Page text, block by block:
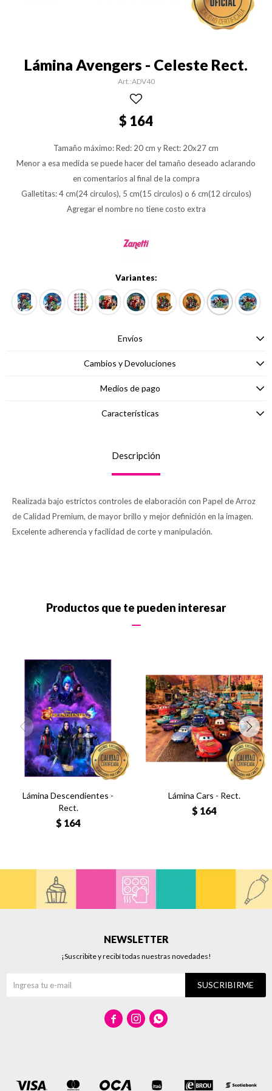
Lámina Avengers - Celeste Rect.
ADV40
$ 164
Tamaño máximo: Red: 20 cm y Rect: 20x27 cm
Menor a esa medida se puede hacer del tamaño deseado aclarando
en comentarios al final de la compra
Galletitas: 4 cm(24 circulos), 5 cm(15 circulos) o 6 cm(12 circulos)
Agregar el nombre no tiene costo extra
Variantes:
Envíos
Cambios y Devoluciones
Medios de pago
Características
Descripción
Realizada bajo estrictos controles de elaboración con Papel de Arroz
de Calidad Premium, de mayor brillo y mejor definición en la imagen.
Excelente adherencia y facilidad de corte y manipulación.
Productos que te pueden interesar
Lámina Descendientes -
Rect.
$ 164
Lámina Cars - Rect.
$ 164
NEWSLETTER
¡Suscribite y recibí todas nuestras novedades!
SUSCRIBIRME
  